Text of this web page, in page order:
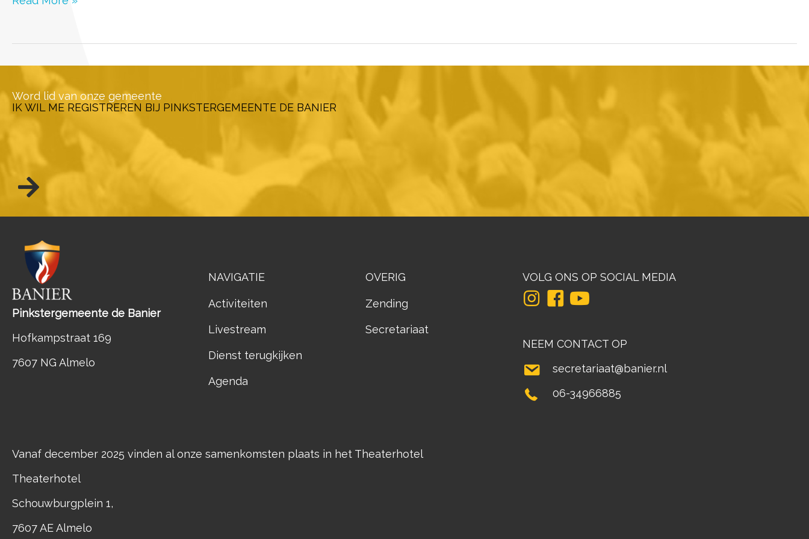
Word lid van onze gemeente
IK WIL ME REGISTREREN BIJ PINKSTERGEMEENTE DE BANIER
Pinkstergemeente de Banier
Hofkampstraat 169
7607 NG Almelo
NAVIGATIE
Activiteiten
Livestream
Dienst terugkijken
Agenda
OVERIG
Zending
Secretariaat
VOLG ONS OP SOCIAL MEDIA
NEEM CONTACT OP
secretariaat@banier.nl
06-34966885
Vanaf december 2025 vinden al onze samenkomsten plaats in het Theaterhotel
Theaterhotel
Schouwburgplein 1,
7607 AE Almelo